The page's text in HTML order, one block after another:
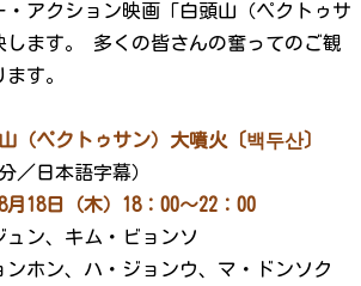
・アクション映画「白頭山（ペクトゥサ
します。 多くの皆さんの奮ってのご観
す。
（ペクトゥサン）大噴火〔백두산〕
日本語字幕）
18日（木）18：00～22：00
ン、キム・ビョンソ
ホン、ハ・ジョンウ、マ・ドンソク